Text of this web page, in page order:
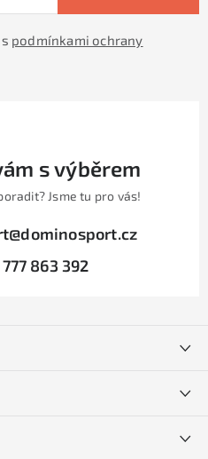
podmínkami ochrany
s výběrem
Jsme tu pro vás!
@dominosport.cz
863 392